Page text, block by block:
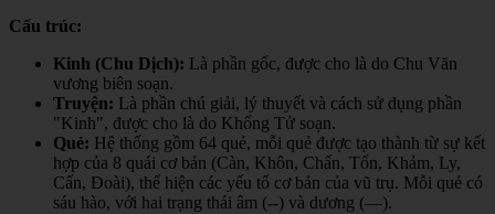
Cấu trúc:
Kinh (Chu Dịch): Là phần gốc, được cho là do Chu Văn
vương biên soạn.
Truyện: Là phần chú giải, lý thuyết và cách sử dụng phần
"Kinh", được cho là do Khổng Tử soạn.
Quẻ: Hệ thống gồm 64 quẻ, mỗi quẻ được tạo thành từ sự kết
hợp của 8 quái cơ bản (Càn, Khôn, Chấn, Tốn, Khảm, Ly,
Cấn, Đoài), thể hiện các yếu tố cơ bản của vũ trụ. Mỗi quẻ có
sáu hào, với hai trạng thái âm (--) và dương (—).